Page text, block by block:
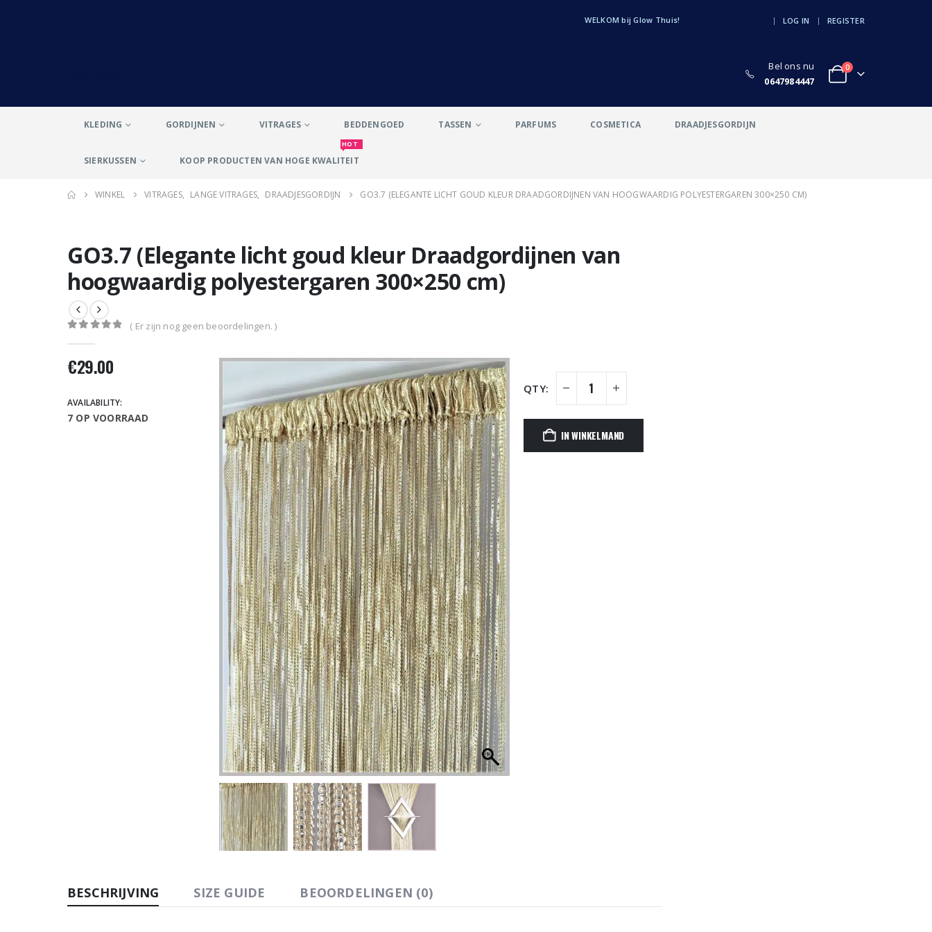
WELKOM bij Glow Thuis! | LOG IN REGISTER
Bel ons nu
0647984447
0
KLEDING GORDIJNEN VITRAGES BEDDENGOED TASSEN PARFUMS COSMETICA DRAADJESGORDIJN
SIERKUSSEN KOOP PRODUCTEN VAN HOGE KWALITEIT
HOT
WINKEL VITRAGES, LANGE VITRAGES, DRAADJESGORDIJN GO3.7 (ELEGANTE LICHT GOUD KLEUR DRAADGORDIJNEN VAN HOOGWAARDIG POLYESTERGAREN 300×250 CM)
GO3.7 (Elegante licht goud kleur Draadgordijnen van
hoogwaardig polyestergaren 300×250 cm)
( Er zijn nog geen beoordelingen. )
€29.00
AVAILABILITY:
7 OP VOORRAAD
IN WINKELMAND
BESCHRIJVING SIZE GUIDE BEOORDELINGEN (0)